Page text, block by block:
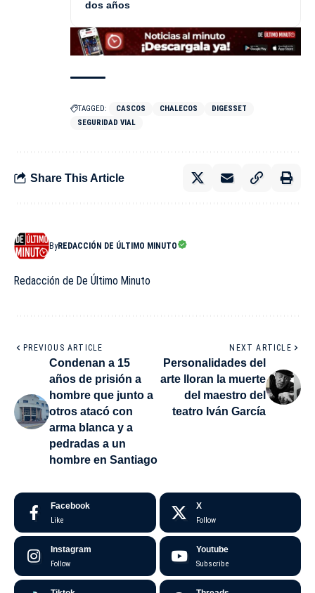
dos años
TAGGED: CASCOS CHALECOS
DIGESSET
SEGURIDAD VIAL
Share This Article
ByREDACCIÓN DE ÚLTIMO MINUTO
Redacción de De Último Minuto
PREVIOUS ARTICLE
Condenan a 15
años de prisión a
hombre que junto a
otros atacó con
arma blanca y a
pedradas a un
hombre en Santiago
NEXT ARTICLE
Personalidades del
arte lloran la muerte
del maestro del
teatro Iván García
Facebook
Like
X
Follow
Instagram
Follow
Youtube
Subscribe